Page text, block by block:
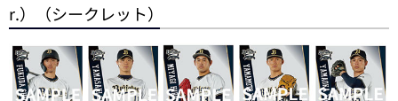
r.）（シークレット）